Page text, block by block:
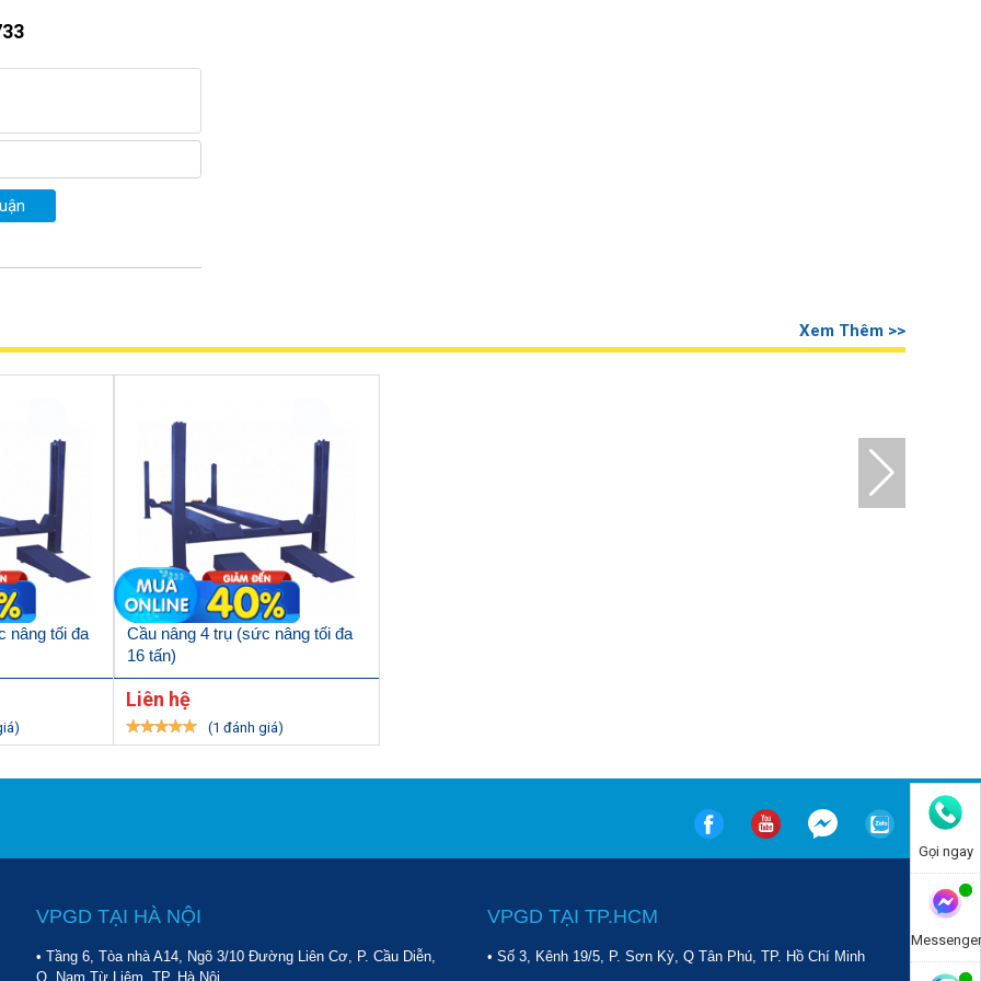
sửa chữa
thép cao cấp, các tấm
có thể bắt xuống đất bằng
kết nối với tay khung.
tự chèn vào quá trình
được kết nối bởi các ống.
hạn chế hành trình và
Xem Thêm >>
nâng tối đa
Cầu nâng 4 trụ (sức nâng tối đa
16 tấn)
Liên hệ
(1 đánh giá)
VPGD TẠI HÀ NỘI
• Tầng 6, Tòa nhà A14, Ngõ 3/10 Đường Liên Cơ, P. Cầu Diễn,
Q. Nam Từ Liêm, TP. Hà Nội
VPGD TẠI TP.HCM
• Số 3, Kênh 19/5, P. Sơn Kỳ, Q Tân Phú, TP. Hồ Chí Minh
Gọi ngay
Messenger